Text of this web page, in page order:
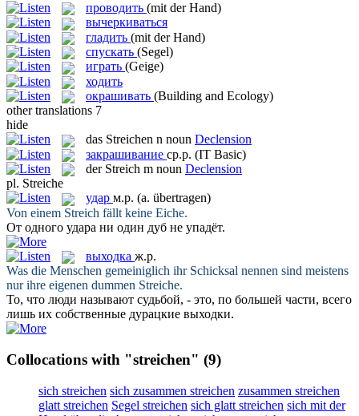
проводить (mit der Hand)
вычеркиваться
гладить (mit der Hand)
спускать (Segel)
играть (Geige)
ходить
окрашивать (Building and Ecology)
other translations 7
hide
das Streichen n noun Declension
закрашивание ср.р. (IT Basic)
der Streich m noun Declension
pl. Streiche
удар м.р. (a. übertragen)
Von einem Streich fällt keine Eiche.
От одного удара ни один дуб не упадёт.
выходка ж.р.
Was die Menschen gemeiniglich ihr Schicksal nennen sind meistens
nur ihre eigenen dummen Streiche.
То, что люди называют судьбой, - это, по большей части, всего
лишь их собственные дурацкие выходки.
Collocations with "streichen" (9)
sich streichen sich zusammen streichen zusammen streichen
glatt streichen Segel streichen sich glatt streichen sich mit der